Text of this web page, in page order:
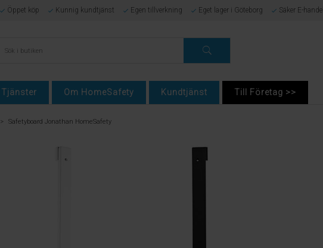
Öppet köp Kunnig kundtjänst Egen tillverkning Eget lager i Göteborg Säker E-handel
Tjänster Om HomeSafety Kundtjänst Till Företag >>
> Safetyboard Jonathan HomeSafety